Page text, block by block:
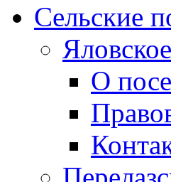
Сельские
Яловское
О